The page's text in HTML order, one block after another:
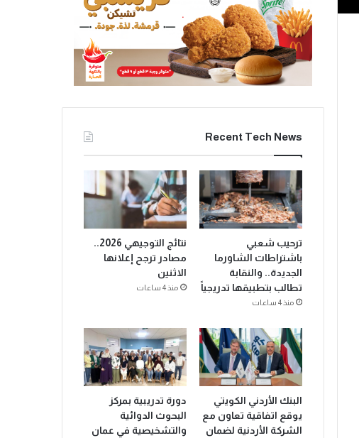
Recent Tech News
ترحيب شعبي
باشتراطات الشاورما
الجديدة.. والنقابة
تطالب بتطبيقها تدريجياً
منذ 4 ساعات
نتائج التوجيهي 2026..
مصادر ترجح إعلانها
الاثنين
منذ 4 ساعات
البنك الأردني الكويتي
يوقع اتفاقية تعاون مع
الشركة الأردنية لضمان
دورة تدريبية بمركز
البحوث الدوائية
والتشخيصية في عمان